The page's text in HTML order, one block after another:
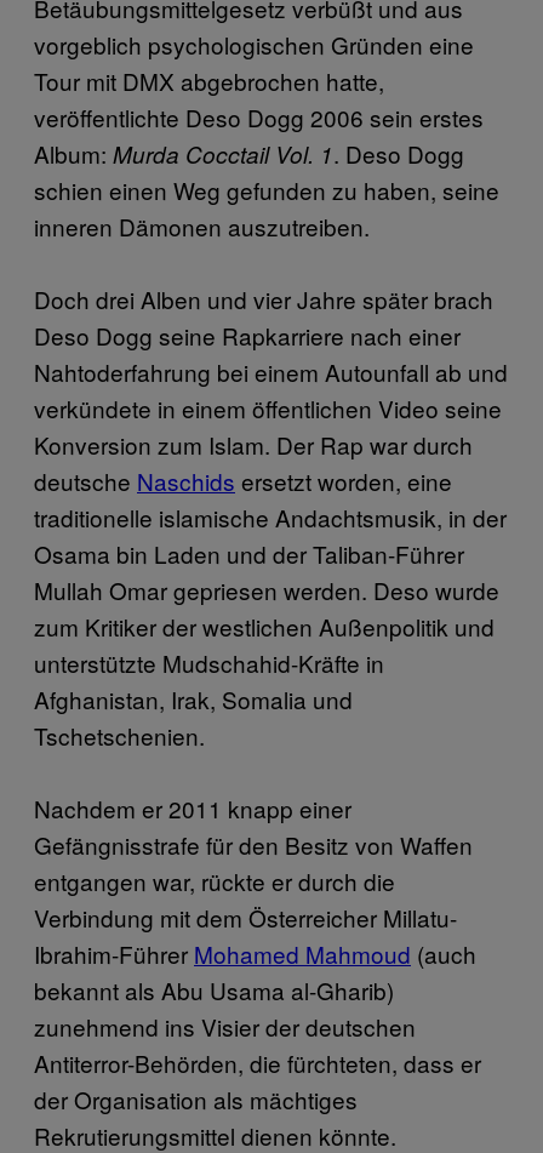
Betäubungsmittelgesetz verbüßt und aus
vorgeblich psychologischen Gründen eine
Tour mit DMX abgebrochen hatte,
veröffentlichte Deso Dogg 2006 sein erstes
Album: Murda Cocctail Vol. 1. Deso Dogg
schien einen Weg gefunden zu haben, seine
inneren Dämonen auszutreiben.
Doch drei Alben und vier Jahre später brach
Deso Dogg seine Rapkarriere nach einer
Nahtoderfahrung bei einem Autounfall ab und
verkündete in einem öffentlichen Video seine
Konversion zum Islam. Der Rap war durch
deutsche Naschids ersetzt worden, eine
traditionelle islamische Andachtsmusik, in der
Osama bin Laden und der Taliban-Führer
Mullah Omar gepriesen werden. Deso wurde
zum Kritiker der westlichen Außenpolitik und
unterstützte Mudschahid-Kräfte in
Afghanistan, Irak, Somalia und
Tschetschenien.
Nachdem er 2011 knapp einer
Gefängnisstrafe für den Besitz von Waffen
entgangen war, rückte er durch die
Verbindung mit dem Österreicher Millatu-
Ibrahim-Führer Mohamed Mahmoud (auch
bekannt als Abu Usama al-Gharib)
zunehmend ins Visier der deutschen
Antiterror-Behörden, die fürchteten, dass er
der Organisation als mächtiges
Rekrutierungsmittel dienen könnte.